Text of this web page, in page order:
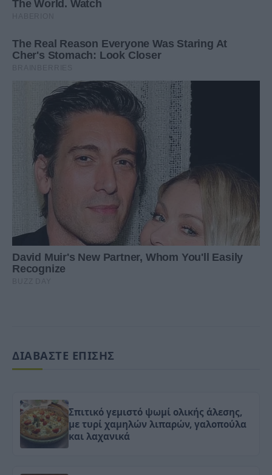
ΔΙΑΒΑΣΤΕ ΕΠΙΣΗΣ
Σπιτικό γεμιστό ψωμί ολικής άλεσης,
με τυρί χαμηλών λιπαρών, γαλοπούλα
και λαχανικά